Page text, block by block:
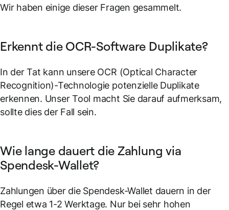
Wir haben einige dieser Fragen gesammelt.
Erkennt die OCR-Software Duplikate?
In der Tat kann unsere OCR (Optical Character
Recognition)-Technologie potenzielle Duplikate
erkennen. Unser Tool macht Sie darauf aufmerksam,
sollte dies der Fall sein.
Wie lange dauert die Zahlung via
Spendesk-Wallet?
Zahlungen über die Spendesk-Wallet dauern in der
Regel etwa 1-2 Werktage. Nur bei sehr hohen